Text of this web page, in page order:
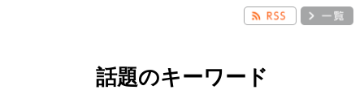
話題のキーワード